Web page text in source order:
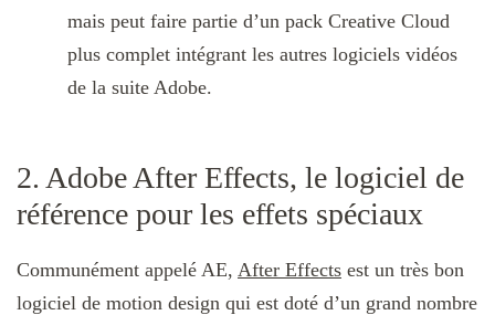
mais peut faire partie d’un pack Creative Cloud
plus complet intégrant les autres logiciels vidéos
de la suite Adobe.
2. Adobe After Effects, le logiciel de
référence pour les effets spéciaux
Communément appelé AE, After Effects est un très bon
logiciel de motion design qui est doté d’un grand nombre